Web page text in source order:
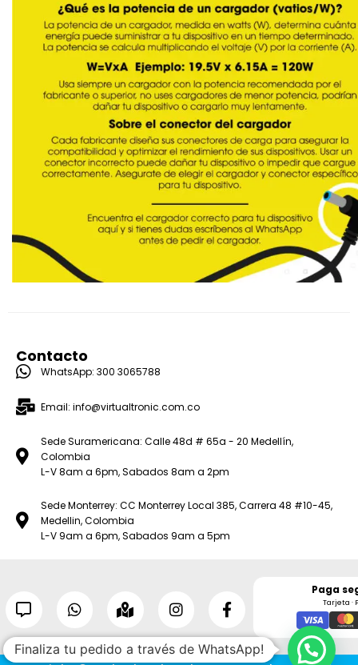
Contacto
WhatsApp: 300 3065788
Email: info@virtualtronic.com.co
Sede Suramericana: Calle 48d # 65a - 20 Medellín,
Colombia
L-V 8am a 6pm, Sabados 8am a 2pm
Sede Monterrey: CC Monterrey Local 385, Carrera 48 #10-45,
Medellin, Colombia
L-V 9am a 6pm, Sabados 9am a 5pm
Paga
Tarjeta ·
Finaliza tu pedido a través de WhatsApp!